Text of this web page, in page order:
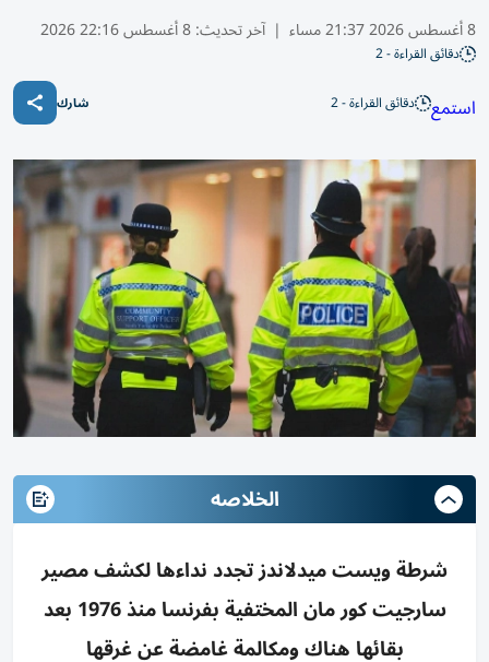
8 أغسطس 2026 21:37 مساء | آخر تحديث:8 أغسطس 22:16 2026
دقائق القراءة - 2
استمع دقائق القراءة - 2 شارك
الخلاصه
شرطة ويست ميدلاندز تجدد نداءها لكشف مصير
سارجيت كور مان المختفية بفرنسا منذ 1976 بعد
بقائها هناك ومكالمة غامضة عن غرقها